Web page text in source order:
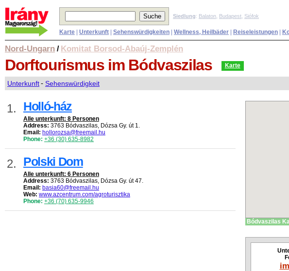
Siedlung: Balaton Budapest Siófok
Karte Unterkunft Sehenswürdigkeiten Wellness, Heilbäder Reiseleistungen
Nord-Ungarn / Komitat Borsod-Abaúj-Zemplén
Dorftourismus im Bódvaszilas Karte
Unterkunft- Sehenswürdigkeit
1. Holló-ház
Alle unterkunft: 8 Personen
Address: 3763 Bódvaszilas, Dózsa Gy. út 1.
Email: hollorozsa@freemail.hu
Phone: +36 (30) 635-8982
2. Polski Dom
Alle unterkunft: 6 Personen
Address: 3763 Bódvaszilas, Dózsa Gy. út 47.
Email: basia60@freemail.hu
Web: www.azcentrum.com/agroturisztika
Phone: +36 (70) 635-9946
Bódvaszilas